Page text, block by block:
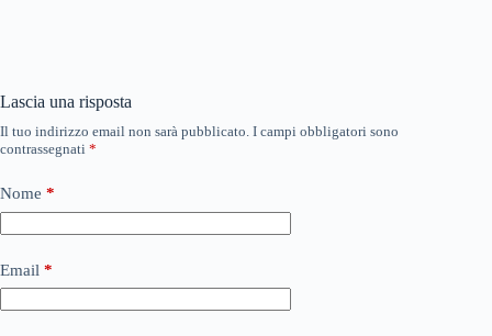
Lascia una risposta
Il tuo indirizzo email non sarà pubblicato. I campi obbligatori sono
contrassegnati *
Nome *
Email *